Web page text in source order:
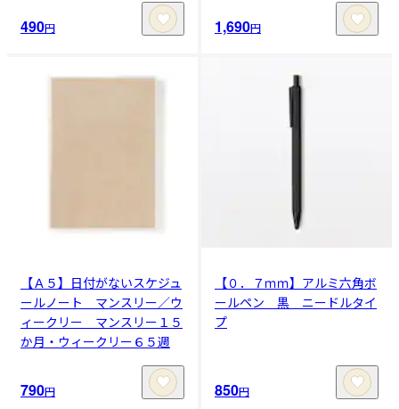
490円 1,690円
【Ａ５】日付がないスケジュ
ールノート マンスリー／ウ
ィークリー マンスリー１５
か月・ウィークリー６５週
790円
【０．７ｍｍ】アルミ六角ボ
ールペン 黒 ニードルタイ
プ
850円